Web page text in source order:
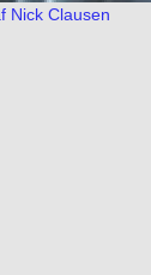
Nick Clausen